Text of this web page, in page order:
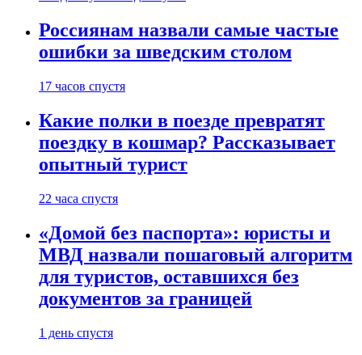
Россиянам назвали самые частые
ошибки за шведским столом
17 часов спустя
Какие полки в поезде превратят
поездку в кошмар? Рассказывает
опытный турист
22 часа спустя
«Домой без паспорта»: юристы и
МВД назвали пошаговый алгоритм
для туристов, оставшихся без
документов за границей
1 день спустя